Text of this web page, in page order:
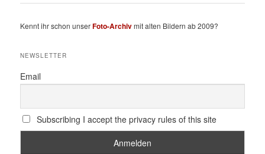
Kennt ihr schon unserFoto-Archivmit alten Bildern ab 2009?
NEWSLETTER
Email
Subscribing I accept the privacy rules of this site